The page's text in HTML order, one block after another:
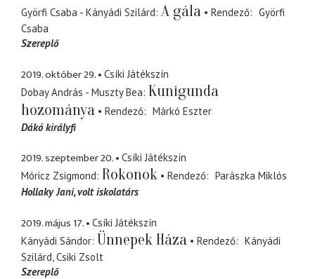
Györfi Csaba - Kányádi Szilárd A gála Rendező
Györfi
Csaba
Szereplő
2019. október 29.
Csíki Játékszín
Dobay András - Muszty Bea Kunigunda
hozománya
Rendező
Márkó Eszter
Dákó királyfi
2019. szeptember 20.
Csíki Játékszín
Móricz Zsigmond Rokonok Rendező
Parászka Miklós
Hollaky Jani volt iskolatárs
2019. május 17.
Csíki Játékszín
Kányádi Sándor Ünnepek Háza Rendező
Kányádi
Szilárd Csiki Zsolt
Szereplő